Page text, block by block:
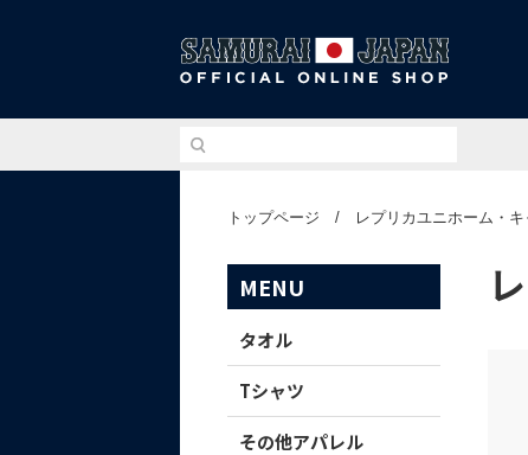
侍
トップページ / レプリカユニホーム・
MENU
タオル
Tシャツ
その他アパレル